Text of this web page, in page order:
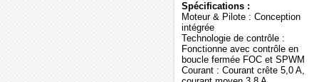
Spécifications :
Moteur & Pilote : Conception
intégrée
Technologie de contrôle :
Fonctionne avec contrôle en
boucle fermée FOC et SPWM
Courant : Courant crête 5,0 A,